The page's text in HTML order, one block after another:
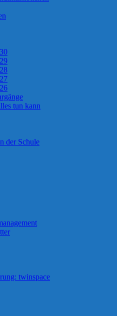
tun kann
der Schule
twinspace